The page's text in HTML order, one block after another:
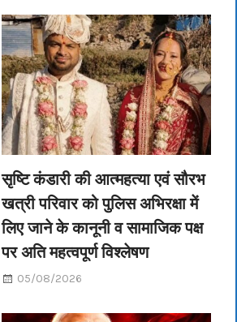
सृष्टि कंडारी की आत्महत्या एवं सौरभ
खत्री परिवार को पुलिस अभिरक्षा में
लिए जाने के कानूनी व सामाजिक पक्ष
पर अति महत्वपूर्ण विश्लेषण
05/08/2026